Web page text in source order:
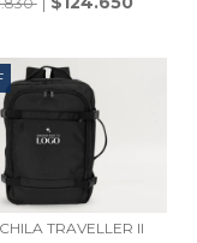
TRAVELLER II